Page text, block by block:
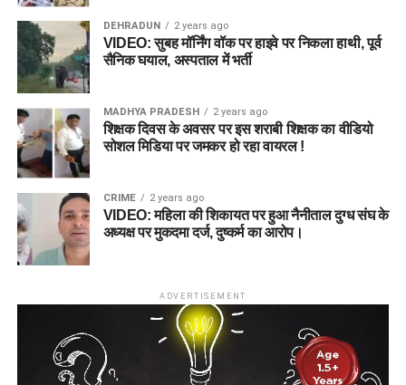
DEHRADUN 2 years ago
VIDEO: सुबह मॉर्निंग वॉक पर हाइवे पर निकला हाथी, पूर्व
सैनिक घयाल, अस्पताल में भर्ती
MADHYA PRADESH 2 years ago
शिक्षक दिवस के अवसर पर इस शराबी शिक्षक का वीडियो
सोशल मिडिया पर जमकर हो रहा वायरल !
CRIME 2 years ago
VIDEO: महिला की शिकायत पर हुआ नैनीताल दुग्ध संघ के
अध्यक्ष पर मुकदमा दर्ज, दुष्कर्म का आरोप।
ADVERTISEMENT